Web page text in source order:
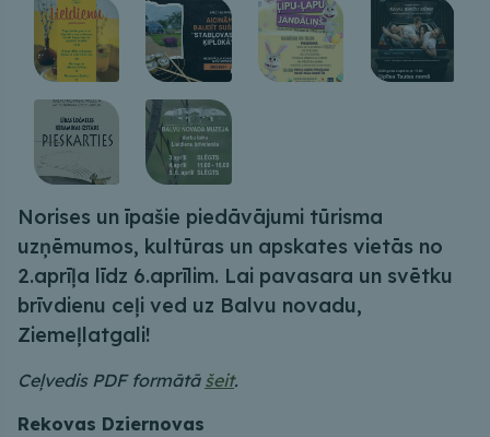
Norises un īpašie piedāvājumi tūrisma
uzņēmumos, kultūras un apskates vietās no
2.aprīļa līdz 6.aprīlim. Lai pavasara un svētku
brīvdienu ceļi ved uz Balvu novadu,
Ziemeļlatgali!
Ceļvedis PDF formātā šeit.
Rekovas Dziernovas